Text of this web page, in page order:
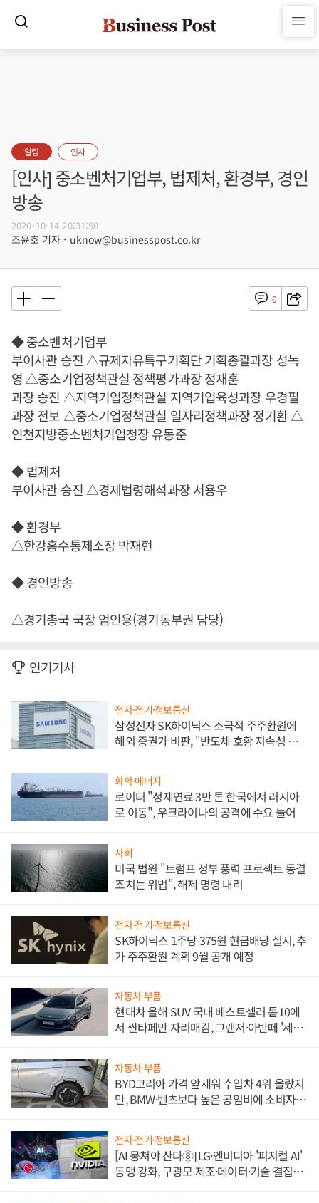
알림 인사
[인사] 중소벤처기업부, 법제처, 환경부, 경인
방송
2020-10-14 20:31:50
조윤호 기자 - uknow@businesspost.co.kr
0
◆ 중소벤처기업부
부이사관 승진 △규제자유특구기획단 기획총괄과장 성녹
영 △중소기업정책관실 정책평가과장 정재훈
과장 승진 △지역기업정책관실 지역기업육성과장 우경필
과장 전보 △중소기업정책관실 일자리정책과장 정기환 △
인천지방중소벤처기업청장 유동준
◆ 법제처
부이사관 승진 △경제법령해석과장 서용우
◆ 환경부
△한강홍수통제소장 박재현
◆ 경인방송
△경기총국 국장 엄인용(경기동부권 담당)
인기기사
전자·전기·정보통신
삼성전자 SK하이닉스 소극적 주주환원에
해외 증권가 비판, "반도체 호황 지속성 의
화학·에너지
로이터 "정제연료 3만 톤 한국에서 러시아
로 이동", 우크라이나의 공격에 수요 늘어
사회
미국 법원 "트럼프 정부 풍력 프로젝트 동결
조치는 위법", 해제 명령 내려
전자·전기·정보통신
SK하이닉스 1주당 375원 현금배당 실시, 추
가 주주환원 계획 9월 공개 예정
자동차·부품
현대차 올해 SUV 국내 베스트셀러 톱10에
서 싼타페만 자리매김, 그랜저·아반떼 '세단
자동차·부품
BYD코리아 가격 앞세워 수입차 4위 올랐지
만, BMW·벤츠보다 높은 공임비에 소비자
전자·전기·정보통신
[AI 뭉쳐야 산다⑧] LG·엔비디아 '피지컬 AI'
동맹 강화, 구광모 제조·데이터·기술 결집